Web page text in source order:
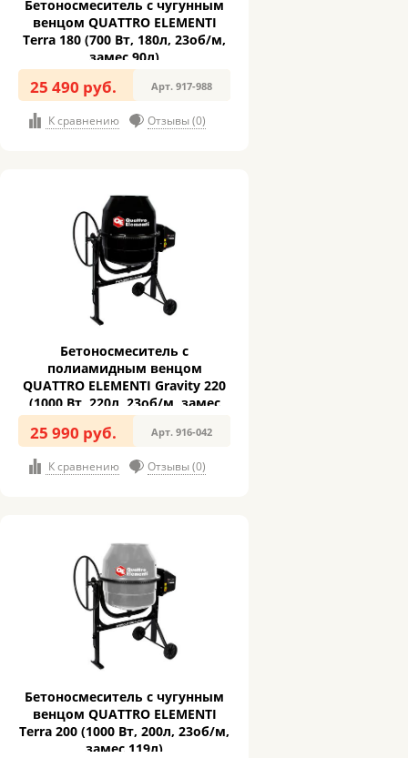
Бетоносмеситель с чугунным
венцом QUATTRO ELEMENTI
Terra 180 (700 Вт, 180л, 23об/м,
замес 90л)
25 490 руб. Арт. 917-988
К сравнению Отзывы (0)
Бетоносмеситель с
полиамидным венцом
QUATTRO ELEMENTI Gravity 220
(1000 Вт, 220л, 23об/м, замес
129л)
25 990 руб. Арт. 916-042
К сравнению Отзывы (0)
Бетоносмеситель с чугунным
венцом QUATTRO ELEMENTI
Terra 200 (1000 Вт, 200л, 23об/м,
замес 119л)